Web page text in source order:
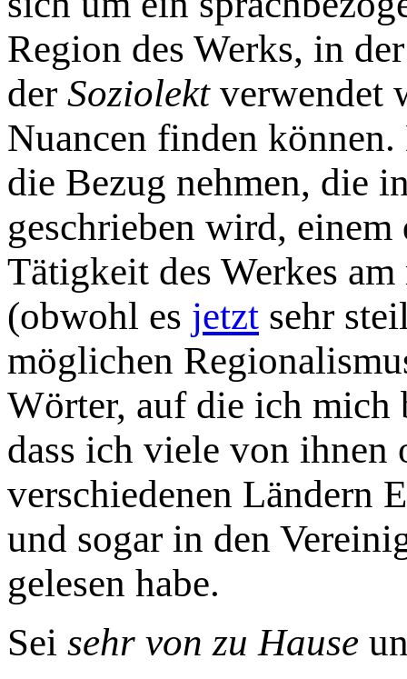
Region des Werks, in
der Soziolektverwendet
Nuancen finden
die Bezug nehmen, die
geschrieben wird,
Tätigkeit des Werkes
(obwohl es jetzt sehr
möglichen
Wörter, auf die ich mich
dass ich viele von ihnen
verschiedenen Ländern
und sogar in den
gelesen habe.
Sei sehr von zu Hause